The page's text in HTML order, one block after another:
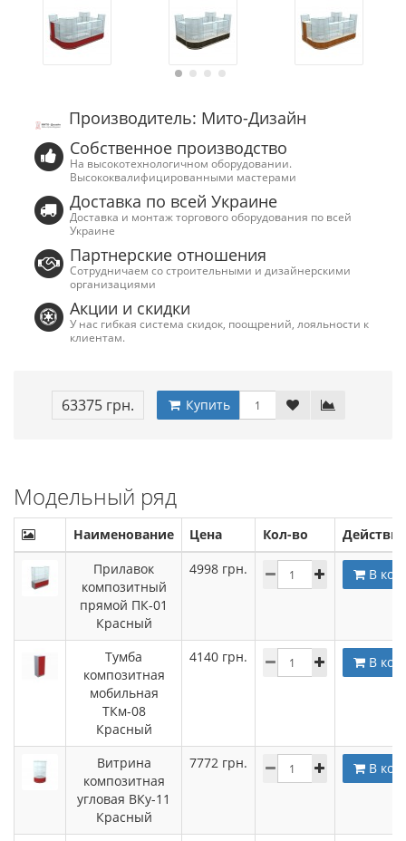
Производитель: Мито-Дизайн
Собственное производство
На высокотехнологичном оборудовании.
Высококвалифицированными мастерами
Доставка по всей Украине
Доставка и монтаж торгового оборудования по всей
Украине
Партнерские отношения
Сотрудничаем со строительными и дизайнерскими
организациями
Акции и скидки
У нас гибкая система скидок, поощрений, лояльности к
клиентам.
63375 грн. Купить
Модельный ряд
Наименование Цена Кол-во
Действие
Прилавок
композитный
прямой ПК-01
Красный
4998 грн. В
Тумба
композитная
мобильная
ТКм-08
Красный
4140 грн. В
Витрина
композитная
угловая ВКу-11
Красный
7772 грн. В